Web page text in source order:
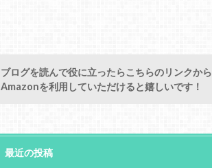
ブログを読んで役に立ったらこちらのリンクから
Amazonを利用していただけると嬉しいです！
最近の投稿